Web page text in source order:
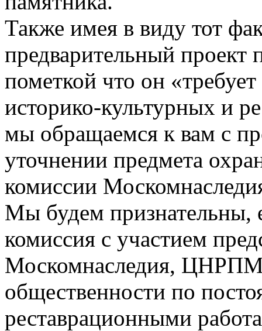
Также имея в виду тот
предварительный проект
пометкой что он
историко-культурных и
мы обращаемся к вам с
уточнении предмета
комиссии
Мы будем признательны,
комиссия с участием
Москомнаследия,
общественности по
реставрационными